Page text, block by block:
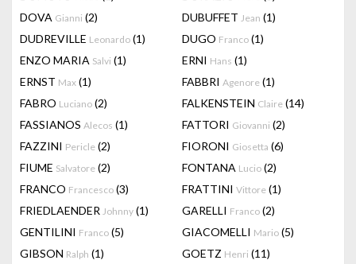
DOVA Gianni (2) DUBUFFET Jean (1)
DUDREVILLE Leonardo (1) DUGO Franco (1)
ENZO MARIA Salvi (1) ERNI Hans (1)
ERNST Max (1) FABBRI Agenore (1)
FABRO Luciano (2) FALKENSTEIN Claire (14)
FASSIANOS Alecos (1) FATTORI Giovanni (2)
FAZZINI Pericle (2) FIORONI Giosetta (6)
FIUME Salvatore (2) FONTANA Lucio (2)
FRANCO Francesco (3) FRATTINI Vittore (1)
FRIEDLAENDER Johnny (1) GARELLI Franco (2)
GENTILINI Franco (5) GIACOMELLI Mario (5)
GIBSON Ralph (1) GOETZ Henri (11)